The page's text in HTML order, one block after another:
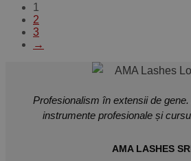
1
2
3
→
Profesionalism în extensii de
instrumente profesionale și
AMA LASHES